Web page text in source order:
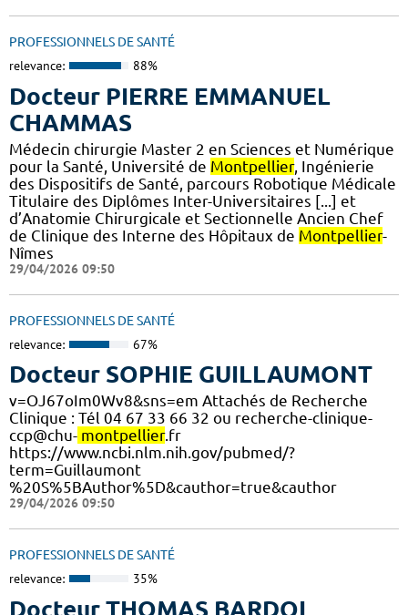
PROFESSIONNELS DE SANTÉ
relevance: 88%
Docteur PIERRE EMMANUEL
CHAMMAS
Médecin chirurgie Master 2 en Sciences et Numérique
pour la Santé, Université de Montpellier, Ingénierie
des Dispositifs de Santé, parcours Robotique Médicale
Titulaire des Diplômes Inter-Universitaires [...] et
d’Anatomie Chirurgicale et Sectionnelle Ancien Chef
de Clinique des Interne des Hôpitaux de Montpellier-
Nîmes
29/04/2026 09:50
PROFESSIONNELS DE SANTÉ
relevance: 67%
Docteur SOPHIE GUILLAUMONT
v=OJ67oIm0Wv8&sns=em Attachés de Recherche
Clinique : Tél 04 67 33 66 32 ou recherche-clinique-
ccp@chu- montpellier.fr
https://www.ncbi.nlm.nih.gov/pubmed/?
term=Guillaumont
%20S%5BAuthor%5D&cauthor=true&cauthor
29/04/2026 09:50
PROFESSIONNELS DE SANTÉ
relevance: 35%
Docteur THOMAS BARDOL